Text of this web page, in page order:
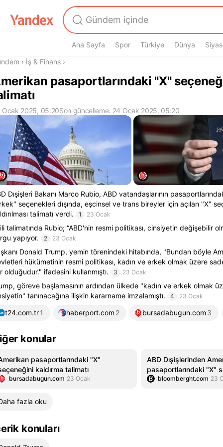
Ana Sayfa Spor Türkiye Dünya
› İş & Finans ›
pasaportlarındaki "X"
Ocak 2025, 05:20Son güncelleme: 24 Ocak 2025, 05:20
Dışişleri Bakanı Marco Rubio, ABD vatandaşlarının
seçenekleri dışında, eşcinsel ve trans bireyler için açılan "X"
talimatı verdi.
1 23 Ocak
talimatında Rubio; “ABD'nin resmi politikası, cinsiyetin değişebilir
yapıyor.
2 23 Ocak
Donald Trump, yemin törenindeki hitabında, "Bundan böyle
hükümetinin resmi politikası, kadın ve erkek olmak üzere
olduğudur." ifadesini kullanmıştı.
3 23 Ocak
göreve başlamasının ardından ülkede "kadın ve erkek olmak
tanınacağına ilişkin kararname imzalamıştı.
4 23 Ocak
t24.com.tr1 haberport.com 2 bursadabugun.com 3
konular
pasaportlarındaki "X"
kaldırma talimatı
bursadabugun.com 23 Ocak
ABD Dışişlerinden
pasaportlarındaki "X"
kaldırma talimatı
bloomberght.com 23
fazla oku
konuları